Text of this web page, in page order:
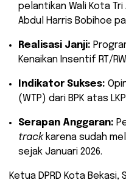
pelantikan Wali Kota
Abdul Harris Bobihoe
Realisasi Janji:
Kenaikan Insentif RT/
Indikator Sukses:
(WTP) dari BPK atas
Serapan Anggaran:
trackkarena sudah
sejak Januari 2026.
​Ketua DPRD Kota